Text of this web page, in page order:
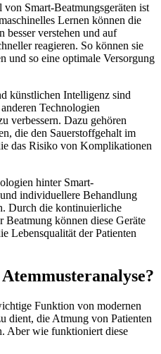
Smart-Beatmungsgeräten ist
Lernen können die
besser verstehen und auf
reagieren. So können sie
und so eine optimale Versorgung
künstlichen Intelligenz sind
Technologien
verbessern. Dazu gehören
die den Sauerstoffgehalt im
das Risiko von Komplikationen
hinter Smart-
individuellere Behandlung
Durch die kontinuierliche
können diese Geräte
Lebensqualität der Patienten
Funktion von modernen
dient, die Atmung von Patienten
Aber wie funktioniert diese